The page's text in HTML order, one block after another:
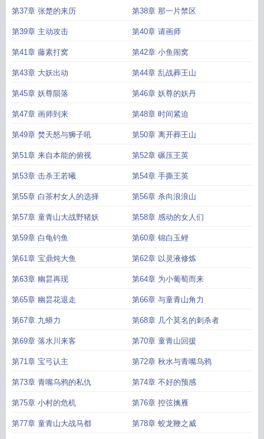
第37章 张楚的来历 第38章 那一片禁区
第39章 主动攻击 第40章 请画师
第41章 藤素打窝 第42章 小鱼闹窝
第43章 大妖出动 第44章 乱战葬王山
第45章 妖尊陨落 第46章 妖尊的妖丹
第47章 画师到来 第48章 时间紧迫
第49章 焚天怒与狮子吼 第50章 离开葬王山
第51章 来自本能的俯视 第52章 碾压王英
第53章 击杀王若曦 第54章 手撕王英
第55章 白茶村女人的选择 第56章 杀向浪浪山
第57章 童青山大战野猪妖 第58章 感动的女人们
第59章 白龟钓鱼 第60章 锦白玉鲤
第61章 宝鼎炖大鱼 第62章 以灵液修炼
第63章 幽昙再现 第64章 为小葡萄而来
第65章 幽昙花退走 第66章 与童青山角力
第67章 九蟒力 第68章 几个莫名的刺杀者
第69章 落水川来客 第70章 童青山回援
第71章 宝弓认主 第72章 秋水与青嘴乌鸦
第73章 青嘴乌鸦的私仇 第74章 不好的预感
第75章 小村的危机 第76章 控弦擒雁
第77章 童青山大战马都 第78章 蛟龙鞭之威